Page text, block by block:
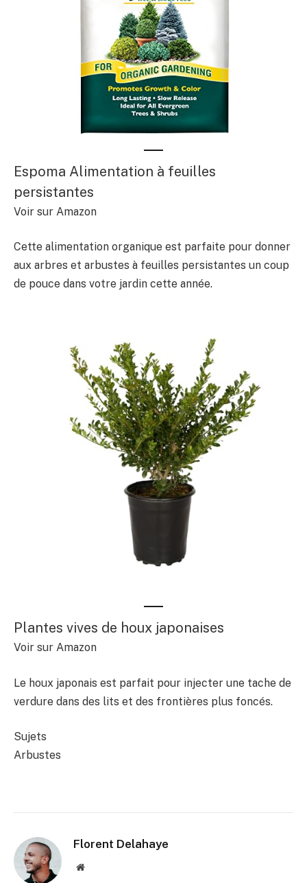
Espoma Alimentation à feuilles
persistantes
Voir sur Amazon
Cette alimentation organique est parfaite pour donner
aux arbres et arbustes à feuilles persistantes un coup
de pouce dans votre jardin cette année.
Plantes vives de houx japonaises
Voir sur Amazon
Le houx japonais est parfait pour injecter une tache de
verdure dans des lits et des frontières plus foncés.
Sujets
Arbustes
Florent Delahaye
Site